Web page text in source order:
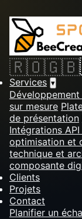
🇷🇴🇬🇧
Services ▾
sur mesure
de présentation
Intégrations
optimisation et
technique et
composante
Clients
Projets
Contact
Planifier un